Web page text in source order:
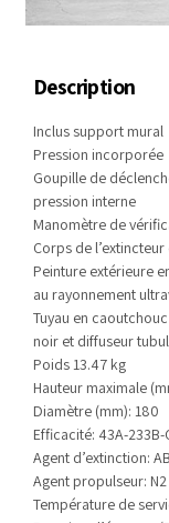
Description
Inclus support mural
Pression incorporée
Goupille de
pression interne
Manomètre de
Corps de
Peinture extérieure
au rayonnement
Tuyau en
noir et diffuseur
Poids 13.47 kg
Hauteur maximale
Diamètre (mm): 180
Efficacité: 43A-233B-
Agent d’extinction:
Agent propulseur: N2
Température de